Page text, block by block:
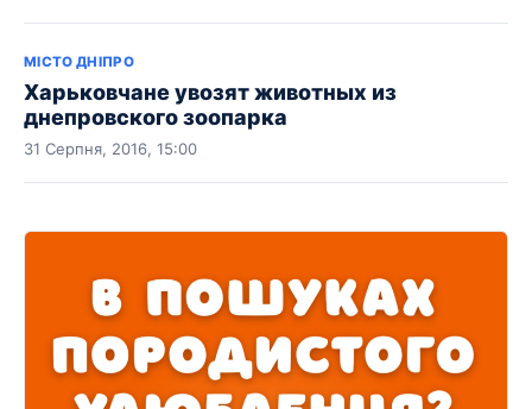
МІСТО ДНІПРО
Харьковчане увозят животных из
днепровского зоопарка
31 Серпня, 2016, 15:00